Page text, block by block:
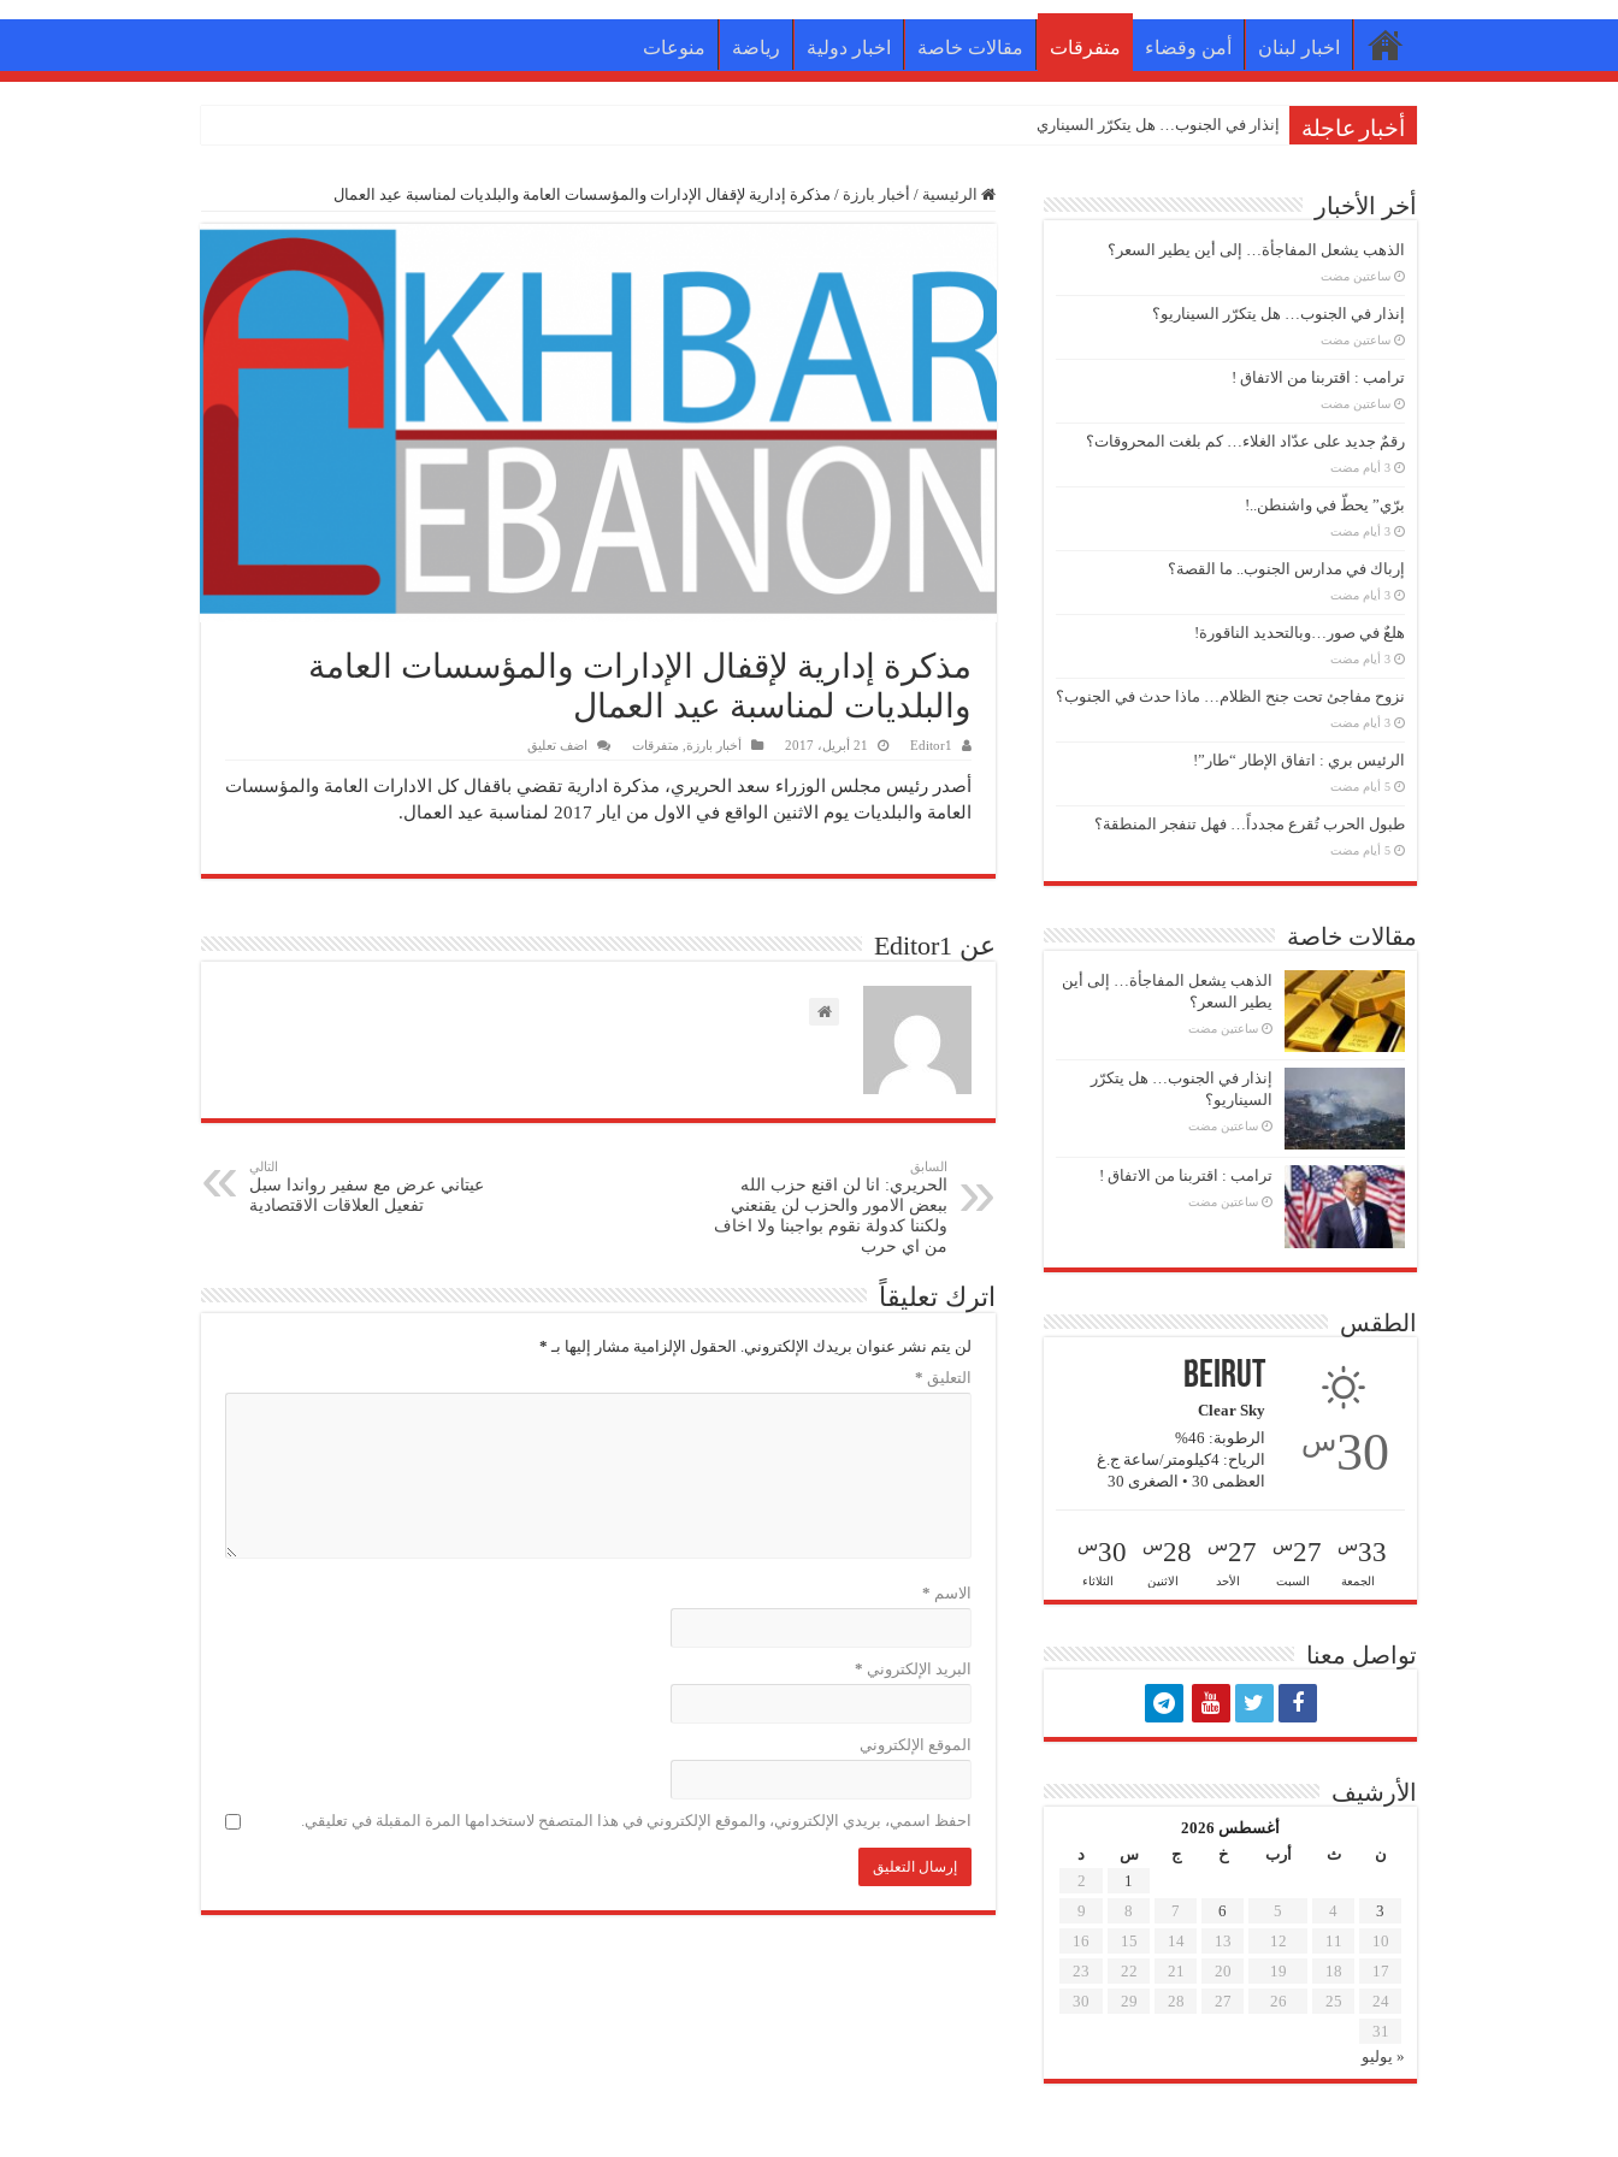
اخبار لبنان أمن وقضاء متفرقات مقالات خاصة اخبار دولية رياضة منوعات
أخبار عاجلة إنذار في الجنوب… هل يتكرّر السيناريو؟
الرئيسية / أخبار بارزة / مذكرة إدارية لإقفال الإدارات والمؤسسات العامة والبلديات لمناسبة عيد العمال
مذكرة إدارية لإقفال الإدارات والمؤسسات العامة
والبلديات لمناسبة عيد العمال
Editor1 21 أبريل، 2017 أخبار بارزة متفرقات اضف تعليق
أصدر رئيس مجلس الوزراء سعد الحريري، مذكرة ادارية تقضي باقفال كل الادارات العامة والمؤسسات
العامة والبلديات يوم الاثنين الواقع في الاول من ايار 2017 لمناسبة عيد العمال.
عن Editor1
السابق
الحريري: انا لن اقنع حزب الله
ببعض الامور والحزب لن يقنعني
ولكننا كدولة نقوم بواجبنا ولا اخاف
من اي حرب
التالي
عيتاني عرض مع سفير رواندا سبل
تفعيل العلاقات الاقتصادية
اترك تعليقاً
لن يتم نشر عنوان بريدك الإلكتروني. الحقول الإلزامية مشار إليها بـ *
التعليق *
الاسم *
البريد الإلكتروني *
الموقع الإلكتروني
احفظ اسمي، بريدي الإلكتروني، والموقع الإلكتروني في هذا المتصفح لاستخدامها المرة المقبلة في تعليقي.
أخر الأخبار
الذهب يشعل المفاجأة… إلى أين يطير السعر؟
‏ساعتين مضت
إنذار في الجنوب… هل يتكرّر السيناريو؟
‏ساعتين مضت
ترامب : اقتربنا من الاتفاق !
‏ساعتين مضت
رقمٌ جديد على عدّاد الغلاء… كم بلغت المحروقات؟
برّي” يحطّ في واشنطن..!
إرباك في مدارس الجنوب.. ما القصة؟
هلعٌ في صور…وبالتحديد الناقورة!
نزوح مفاجئ تحت جنح الظلام… ماذا حدث في الجنوب؟
الرئيس بري : اتفاق الإطار “طار”!
طبول الحرب تُقرع مجدداً… فهل تنفجر المنطقة؟
مقالات خاصة
الذهب يشعل المفاجأة… إلى أين
يطير السعر؟
‏ساعتين مضت
إنذار في الجنوب… هل يتكرّر
السيناريو؟
‏ساعتين مضت
ترامب : اقتربنا من الاتفاق !
‏ساعتين مضت
الطقس
30س
Beirut
Clear Sky
الرطوبة: 46%
الرياح: 4كيلومتر/ساعة ج.غ
العظمى 30 • الصغرى 30
33س
الجمعة
27س
السبت
27س
الأحد
28س
الاثنين
30س
الثلاثاء
تواصل معنا
الأرشيف
أغسطس 2026
ن
ث أرب خ ج س
د
1
2
3
4
5
6
7
8
9
10
11
12
13
14
15
16
17
18
19
20
21
22
23
24
25
26
27
28
29
30
31
« يوليو